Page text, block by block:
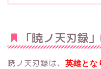
「暁ノ天刃録
暁ノ天刃録は、 英雄とな